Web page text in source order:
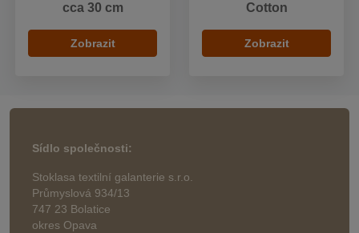
cca 30 cm
Zobrazit
Cotton
Zobrazit
Sídlo společnosti:
Stoklasa textilní galanterie s.r.o.
Průmyslová 934/13
747 23 Bolatice
okres Opava